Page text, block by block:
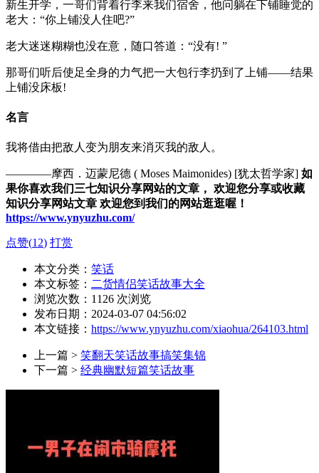
新生开学，一哥们背着行李来我们宿舍，他问躺在下铺睡觉的
老大：“你上铺没人住吧?”
老大迷迷糊糊也没在意，随口答道：“没有! ”
那哥们听后使足全身的力气把一大包行李扔到了上铺——结果
上铺没床板!
名言
我将借由把敌人变为朋友来消灭我的敌人。
————摩西．迈蒙尼德 ( Moses Maimonides) [犹太哲学家] 如
果你喜欢我们三七知识分享网站的文章， 欢迎您分享或收藏
知识分享网站文章 欢迎您到我们的网站逛逛喔！
https://www.ynyuzhu.com/
点赞(12) 打赏
本文分类： 笑话
本文标签： 二货情侣笑话故事大全
浏览次数： 1126 次浏览
发布日期：2024-03-07 04:56:02
本文链接： https://www.ynyuzhu.com/xiaohua/264103.html
上一篇 > 笑翻天笑话故事搞笑集锦
下一篇 > 经典幽默短篇笑话故事